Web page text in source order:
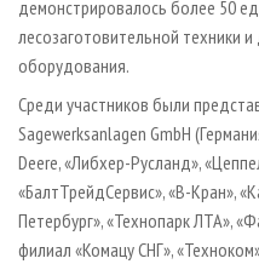
демонстрировалось более 50
лесозаготовительной техники
оборудования.
Среди участников были
Sagewerksanlagen GmbH
Deere, «Либхер­-Русланд»,
«БалтТрейдСервис», «В­-Кран»,
Петербург», «Технопарк ЛТА»,
филиал «Комацу СНГ»,